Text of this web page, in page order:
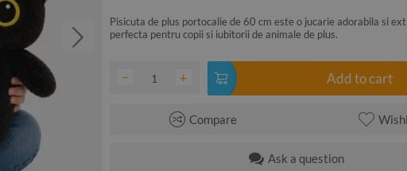
Pisicuta de plus portocalie de 60 cm este o jucarie adorabila si
perfecta pentru copii si iubitorii de animale de plus.
+
− Add to cart
Compare
Ask a question